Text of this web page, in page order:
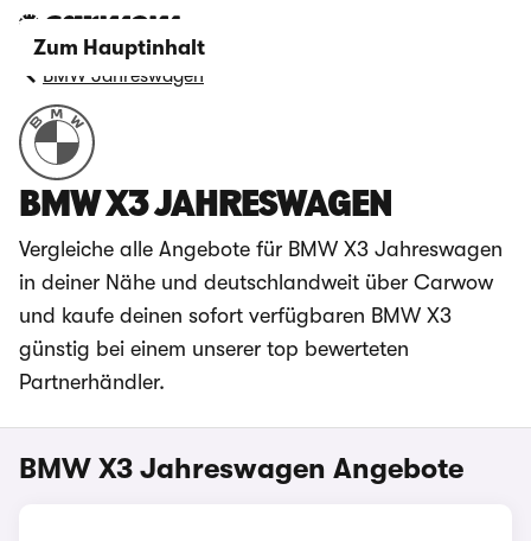
Zum Hauptinhalt
BMW Jahreswagen
BMW X3 JAHRESWAGEN
Vergleiche alle Angebote für BMW X3 Jahreswagen
in deiner Nähe und deutschlandweit über Carwow
und kaufe deinen sofort verfügbaren BMW X3
günstig bei einem unserer top bewerteten
Partnerhändler.
BMW X3 Jahreswagen Angebote